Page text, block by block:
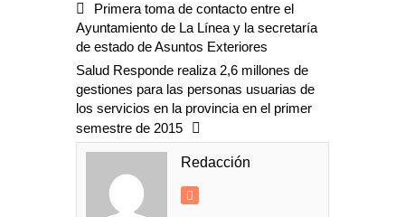
Primera toma de contacto entre el
Ayuntamiento de La Línea y la secretaría
de estado de Asuntos Exteriores
Salud Responde realiza 2,6 millones de
gestiones para las personas usuarias de
los servicios en la provincia en el primer
semestre de 2015
Redacción